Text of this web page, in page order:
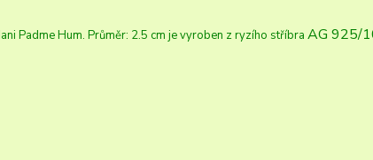
Padme Hum. Průměr: 2.5 cm je vyroben z ryzího stříbra AG 925/